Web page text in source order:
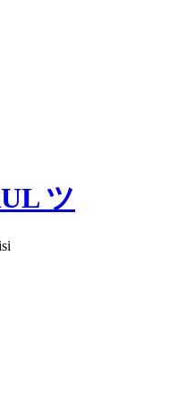
ツ